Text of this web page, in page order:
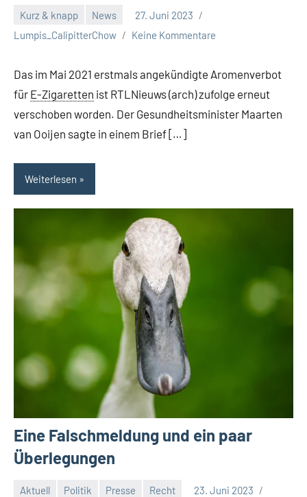
Kurz & knapp News
27. Juni 2023
Lumpis_CalipitterChow
Keine Kommentare
Das im Mai 2021 erstmals angekündigte Aromenverbot
für E-Zigaretten ist RTLNieuws (arch) zufolge erneut
verschoben worden. Der Gesundheitsminister Maarten
van Ooijen sagte in einem Brief […]
Weiterlesen
Eine Falschmeldung und ein paar
Überlegungen
Aktuell Politik Presse Recht
23. Juni 2023